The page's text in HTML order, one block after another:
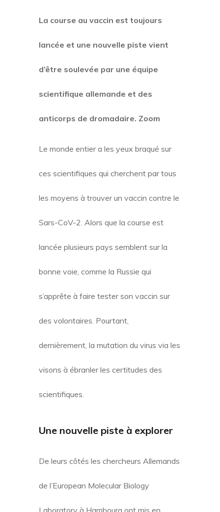
La course au vaccin est toujours
lancée et une nouvelle piste vient
d’être soulevée par une équipe
scientifique allemande et des
anticorps de dromadaire. Zoom
Le monde entier a les yeux braqué sur
ces scientifiques qui cherchent par tous
les moyens à trouver un vaccin contre le
Sars-CoV-2. Alors que la course est
lancée plusieurs pays semblent sur la
bonne voie, comme la Russie qui
s’apprête à faire tester son vaccin sur
des volontaires. Pourtant,
dernièrement, la mutation du virus via les
visons à ébranler les certitudes des
scientifiques.
Une nouvelle piste à explorer
De leurs côtés les chercheurs Allemands
de l’European Molecular Biology
Laboratory à Hambourg ont mis en